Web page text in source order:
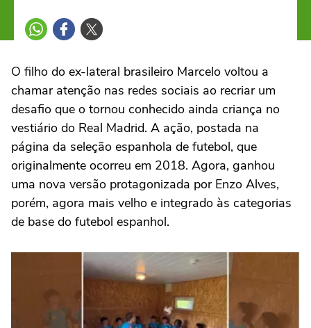
O filho do ex-lateral brasileiro Marcelo voltou a
chamar atenção nas redes sociais ao recriar um
desafio que o tornou conhecido ainda criança no
vestiário do Real Madrid. A ação, postada na
página da seleção espanhola de futebol, que
originalmente ocorreu em 2018. Agora, ganhou
uma nova versão protagonizada por Enzo Alves,
porém, agora mais velho e integrado às categorias
de base do futebol espanhol.